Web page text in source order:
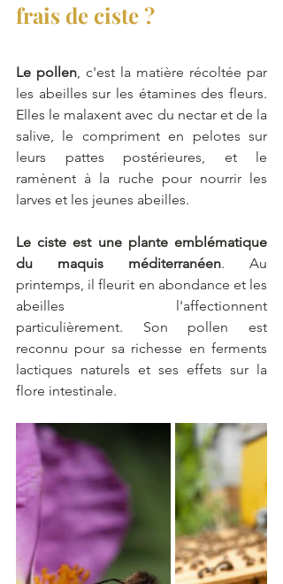
frais de ciste ?
Le pollen, c'est la matière récoltée par
les abeilles sur les étamines des fleurs.
Elles le malaxent avec du nectar et de la
salive, le compriment en pelotes sur
leurs pattes postérieures, et le
ramènent à la ruche pour nourrir les
larves et les jeunes abeilles.
Le ciste est une plante emblématique
du maquis méditerranéen. Au
printemps, il fleurit en abondance et les
abeilles l'affectionnent
particulièrement. Son pollen est
reconnu pour sa richesse en ferments
lactiques naturels et ses effets sur la
flore intestinale.